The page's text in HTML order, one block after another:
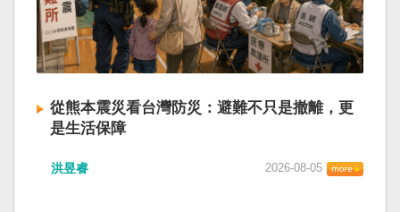
從熊本震災看台灣防災：避難不只是撤離，更
是生活保障
洪昱睿 2026-08-05